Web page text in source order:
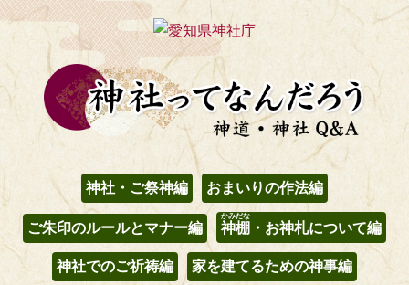
神社・ご祭神編 おまいりの作法編
ご朱印のルールとマナー編 神棚
かみだな
・お神札について編
神社でのご祈祷編 家を建てるための神事編